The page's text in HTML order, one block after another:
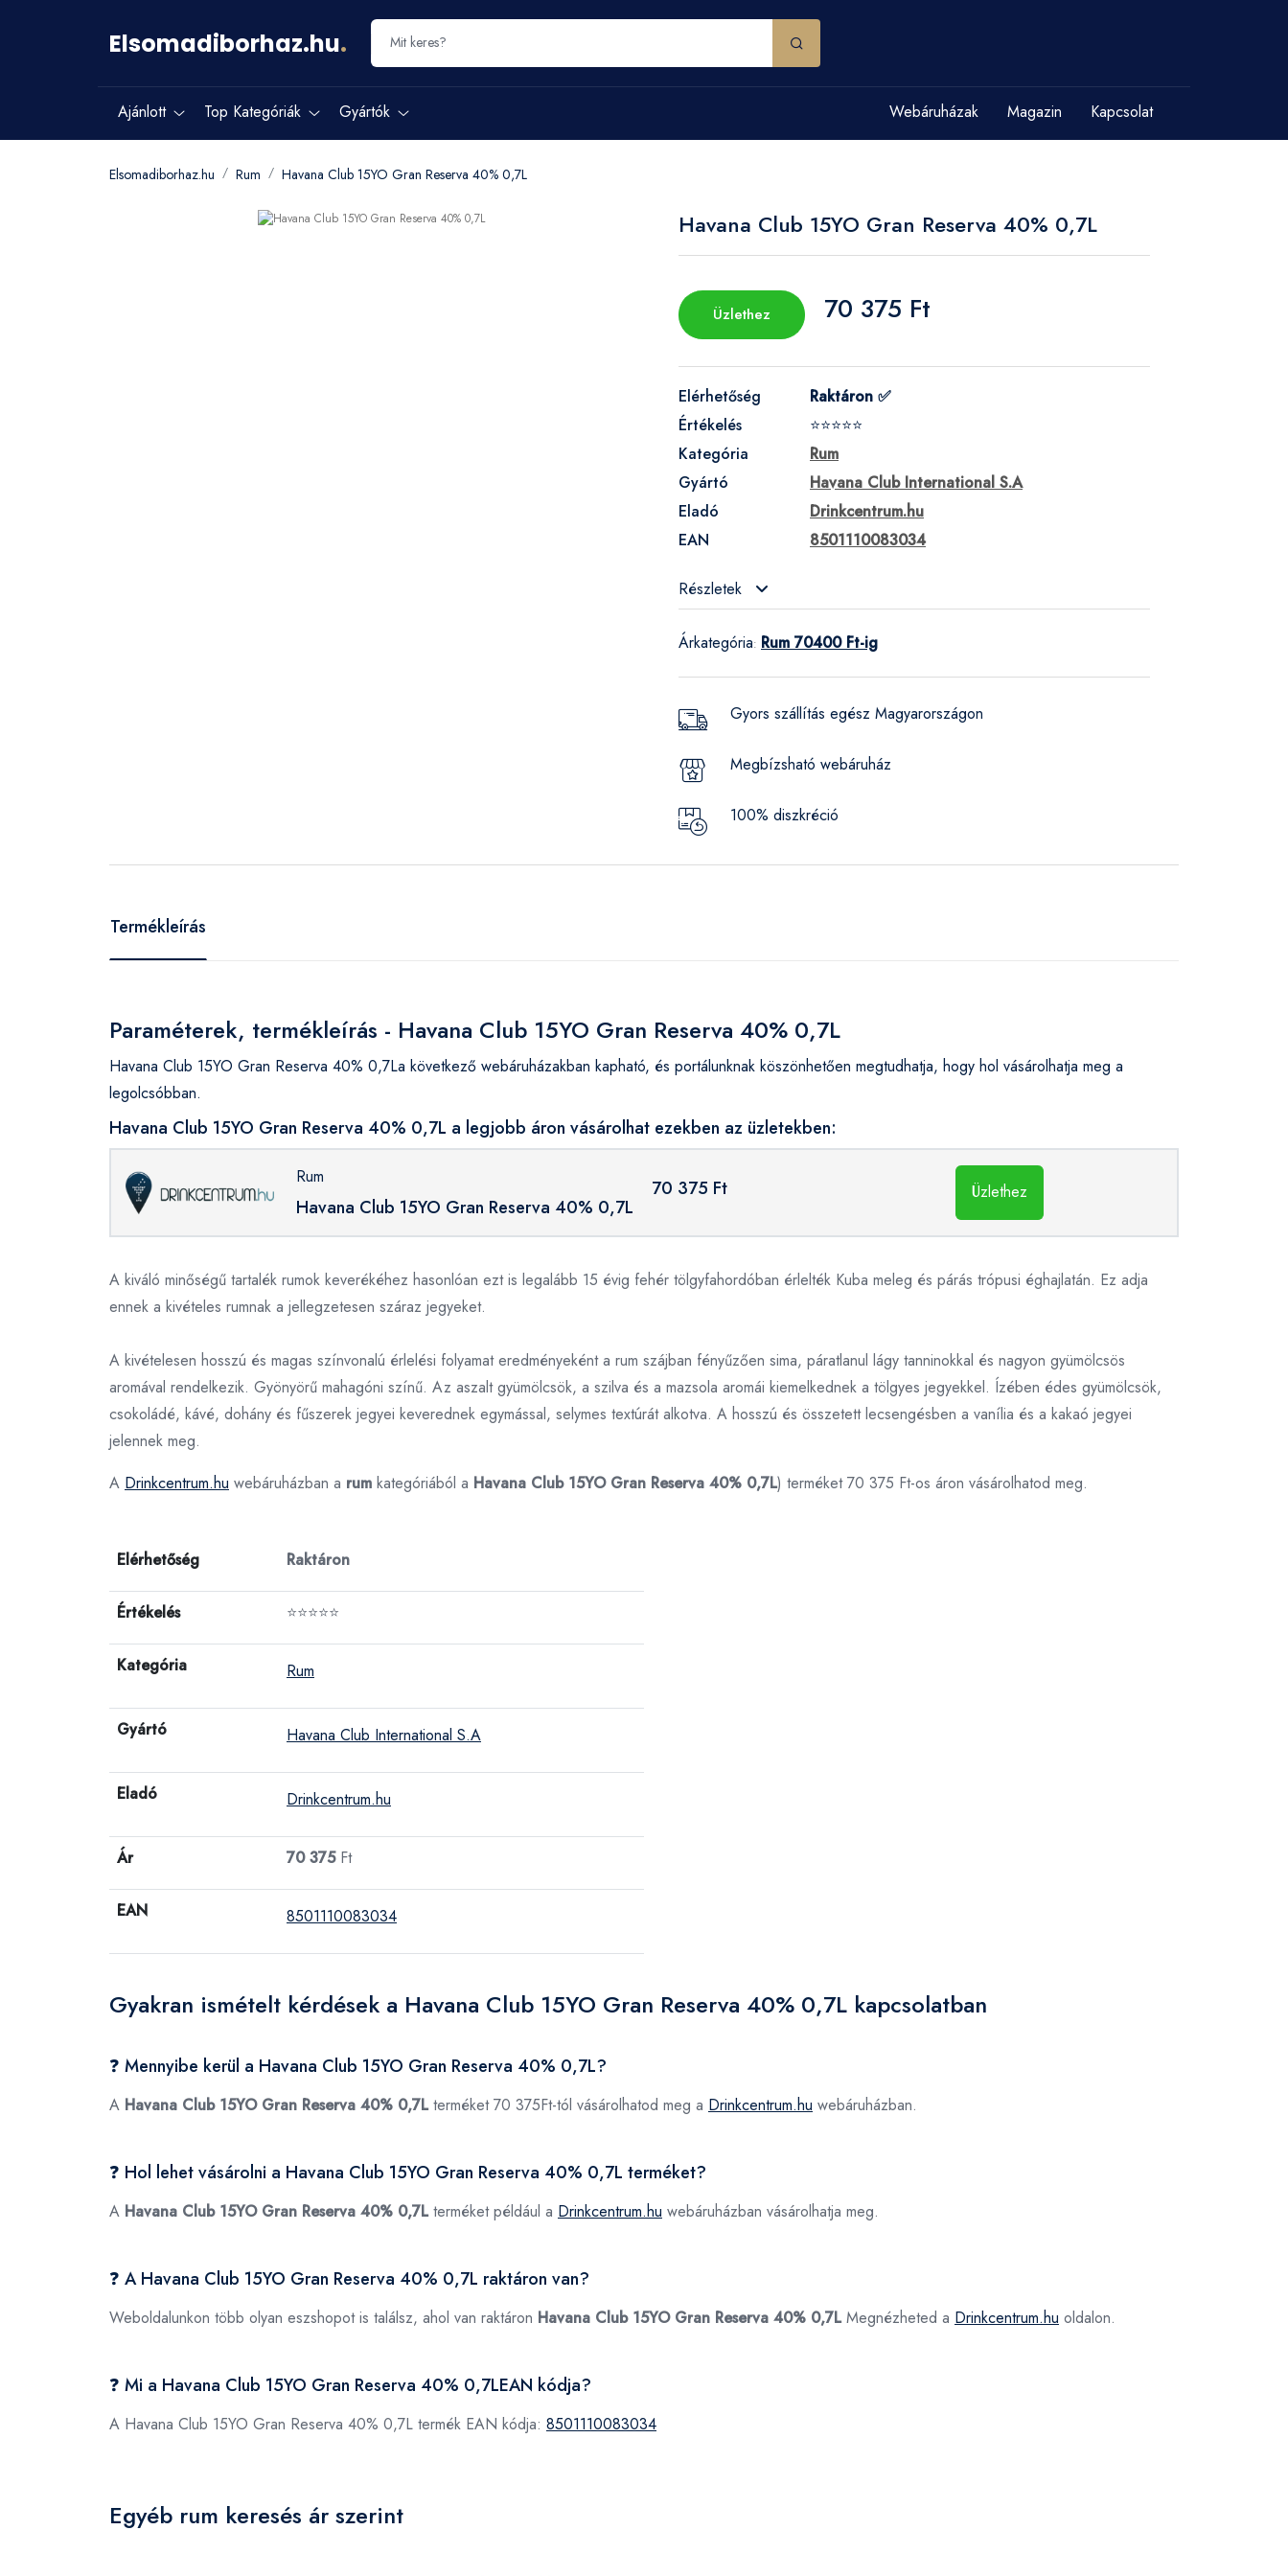
Elsomadiborhaz.hu.
Ajánlott Top Kategóriák Gyártók Webáruházak Magazin Kapcsolat
Elsomadiborhaz.hu Rum Havana Club 15YO Gran Reserva 40% 0,7L
Havana Club 15YO Gran Reserva 40% 0,7L
Üzlethez 70 375 Ft
Elérhetőség
Raktáron ✅
Értékelés
⭐⭐⭐⭐⭐
Kategória
Rum
Gyártó
Havana Club International S.A
Eladó
Drinkcentrum.hu
EAN
8501110083034
Részletek
Árkategória: Rum 70400 Ft-ig
Gyors szállítás egész Magyarországon
Megbízsható webáruház
100% diszkréció
Termékleírás
Paraméterek, termékleírás - Havana Club 15YO Gran Reserva 40% 0,7L
Havana Club 15YO Gran Reserva 40% 0,7La következő webáruházakban kapható, és portálunknak köszönhetően megtudhatja, hogy hol vásárolhatja meg a
legolcsóbban.
Havana Club 15YO Gran Reserva 40% 0,7L a legjobb áron vásárolhat ezekben az üzletekben:
Rum
Havana Club 15YO Gran Reserva 40% 0,7L
70 375 Ft Üzlethez
A kiváló minőségű tartalék rumok keverékéhez hasonlóan ezt is legalább 15 évig fehér tölgyfahordóban érlelték Kuba meleg és párás trópusi éghajlatán. Ez adja
ennek a kivételes rumnak a jellegzetesen száraz jegyeket.
A kivételesen hosszú és magas színvonalú érlelési folyamat eredményeként a rum szájban fényűzően sima, páratlanul lágy tanninokkal és nagyon gyümölcsös
aromával rendelkezik. Gyönyörű mahagóni színű. Az aszalt gyümölcsök, a szilva és a mazsola aromái kiemelkednek a tölgyes jegyekkel. Ízében édes gyümölcsök,
csokoládé, kávé, dohány és fűszerek jegyei keverednek egymással, selymes textúrát alkotva. A hosszú és összetett lecsengésben a vanília és a kakaó jegyei
jelennek meg.
A Drinkcentrum.hu webáruházban a rum kategóriából a Havana Club 15YO Gran Reserva 40% 0,7L) terméket 70 375 Ft-os áron vásárolhatod meg.
Elérhetőség Raktáron
Értékelés ⭐⭐⭐⭐⭐
Kategória Rum
Gyártó Havana Club International S.A
Eladó Drinkcentrum.hu
Ár 70 375Ft
EAN 8501110083034
Gyakran ismételt kérdések a Havana Club 15YO Gran Reserva 40% 0,7L kapcsolatban
❓ Mennyibe kerül a Havana Club 15YO Gran Reserva 40% 0,7L?
A Havana Club 15YO Gran Reserva 40% 0,7Lterméket 70 375Ft-tól vásárolhatod meg a Drinkcentrum.hu webáruházban.
❓ Hol lehet vásárolni a Havana Club 15YO Gran Reserva 40% 0,7L terméket?
A Havana Club 15YO Gran Reserva 40% 0,7Lterméket például a Drinkcentrum.hu webáruházban vásárolhatja meg.
❓ A Havana Club 15YO Gran Reserva 40% 0,7L raktáron van?
Weboldalunkon több olyan eszshopot is találsz, ahol van raktáron Havana Club 15YO Gran Reserva 40% 0,7LMegnézheted a Drinkcentrum.hu oldalon.
❓ Mi a Havana Club 15YO Gran Reserva 40% 0,7LEAN kódja?
A Havana Club 15YO Gran Reserva 40% 0,7L termék EAN kódja: 8501110083034
Egyéb rum keresés ár szerint